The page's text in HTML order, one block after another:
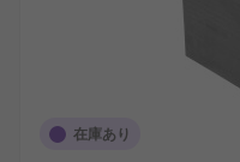
在庫あり